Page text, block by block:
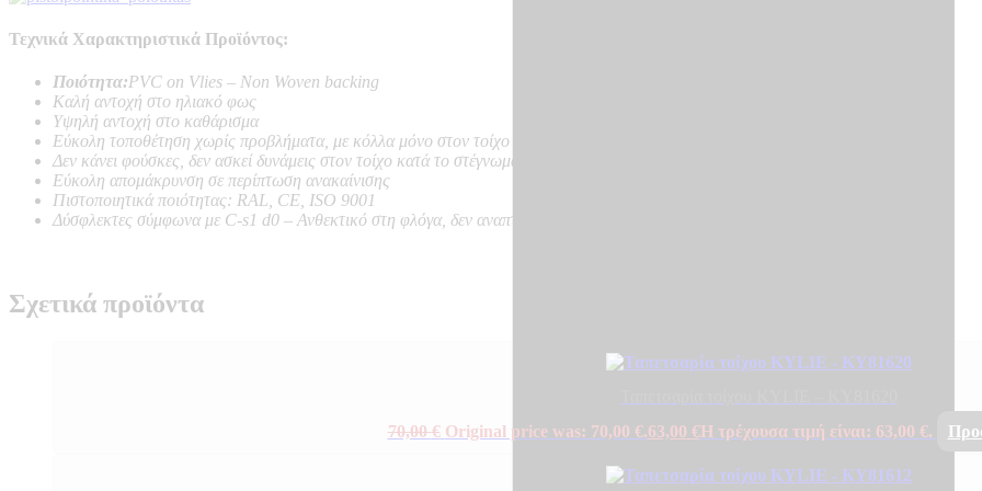
Τεχνικά Χαρακτηριστικά Προϊόντος:
Ποιότητα:PVC on Vlies – Non Woven backing
Καλή αντοχή στο ηλιακό φως
Υψηλή αντοχή στο καθάρισμα
Εύκολη τοποθέτηση χωρίς προβλήματα, με κόλλα μόνο στον τοίχο
Δεν κάνει φούσκες, δεν ασκεί δυνάμεις στον τοίχο κατά το στέγνωμα
Εύκολη απομάκρυνση σε περίπτωση ανακαίνισης
Πιστοποιητικά ποιότητας: RAL, CE, ISO 9001
Δύσφλεκτες σύμφωνα με C-s1 d0 – Ανθεκτικό στη φλόγα, δεν αναπτύσσουν καπνό, δε δημιουργούν φλεγόμενα σωματίδια
Σχετικά προϊόντα
70,00€ Original price was: 70,00 €.63,00 €Η τρέχουσα τιμή είναι: 63,00 €.